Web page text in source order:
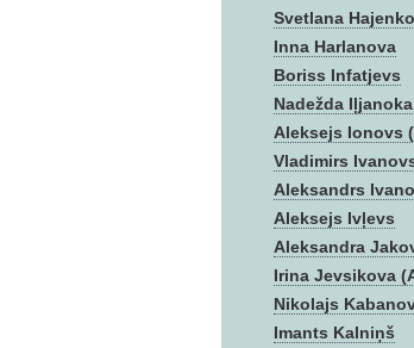
Svetlana Hajenko
Inna Harlanova
Boriss Infatjevs
Nadežda Iļjanoka
Aleksejs Ionovs
Vladimirs
Aleksandrs
Aleksejs Ivļevs
Aleksandra
Irina Jevsikova
Nikolajs
Imants Kalniņš